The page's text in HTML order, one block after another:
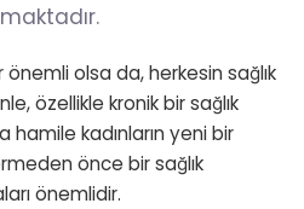
olsa da, herkesin sağlık
özellikle kronik bir sağlık
kadınların yeni bir
önce bir sağlık
önemlidir.